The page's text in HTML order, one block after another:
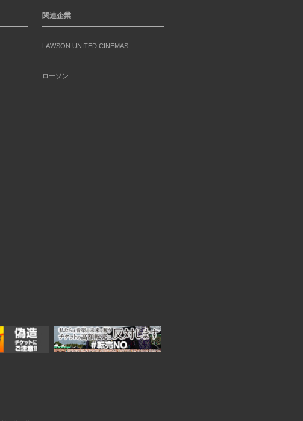
関連企業
LAWSON UNITED CINEMAS
ローソン